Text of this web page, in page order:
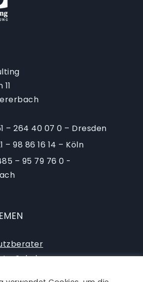
– 264 40 07 0 – Dresden
– 98 86 16 14 – Köln
– 95 79 76 0 -
Schulungen